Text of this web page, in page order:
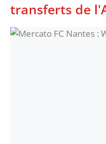
transferts de